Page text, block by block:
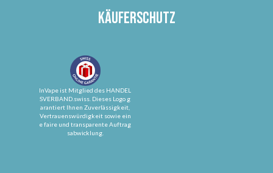
Käuferschutz
InVape ist Mitglied des HANDEL
SVERBAND.swiss. Dieses Logo g
arantiert Ihnen Zuverlässigkeit,
Vertrauenswürdigkeit sowie ein
e faire und transparente Auftrag
sabwicklung.